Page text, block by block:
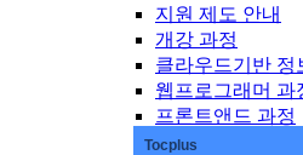
지원 제도 안내
개강 과정
클라우드기반 정
웹프로그래머 과
프론트앤드 과정
웹퍼블리셔 과정
Tocplus